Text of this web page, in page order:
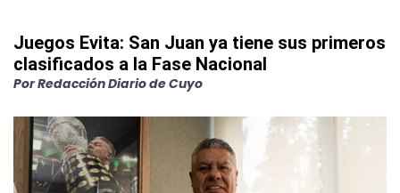
Juegos Evita: San Juan ya tiene sus primeros
clasificados a la Fase Nacional
PorRedacción Diario de Cuyo